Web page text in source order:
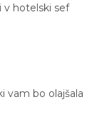
v hotelski sef
vam bo olajšala